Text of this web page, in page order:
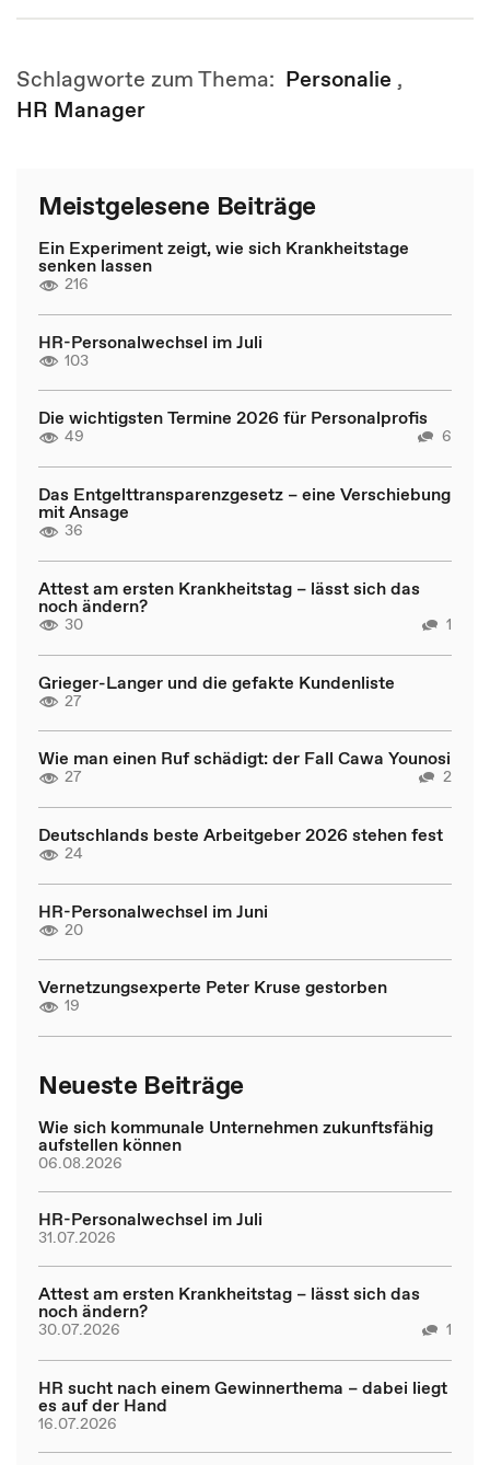
Schlagworte zum Thema: Personalie ,
HR Manager
Meistgelesene Beiträge
Ein Experiment zeigt, wie sich Krankheitstage
senken lassen
216
HR-Personalwechsel im Juli
103
Die wichtigsten Termine 2026 für Personalprofis
49 6
Das Entgelttransparenzgesetz – eine Verschiebung
mit Ansage
36
Attest am ersten Krankheitstag – lässt sich das
noch ändern?
30 1
Grieger-Langer und die gefakte Kundenliste
27
Wie man einen Ruf schädigt: der Fall Cawa Younosi
27 2
Deutschlands beste Arbeitgeber 2026 stehen fest
24
HR-Personalwechsel im Juni
20
Vernetzungsexperte Peter Kruse gestorben
19
Neueste Beiträge
Wie sich kommunale Unternehmen zukunftsfähig
aufstellen können
06.08.2026
HR-Personalwechsel im Juli
31.07.2026
Attest am ersten Krankheitstag – lässt sich das
noch ändern?
30.07.2026 1
HR sucht nach einem Gewinnerthema – dabei liegt
es auf der Hand
16.07.2026